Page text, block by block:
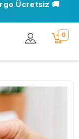
Ücretsiz 🚚
0